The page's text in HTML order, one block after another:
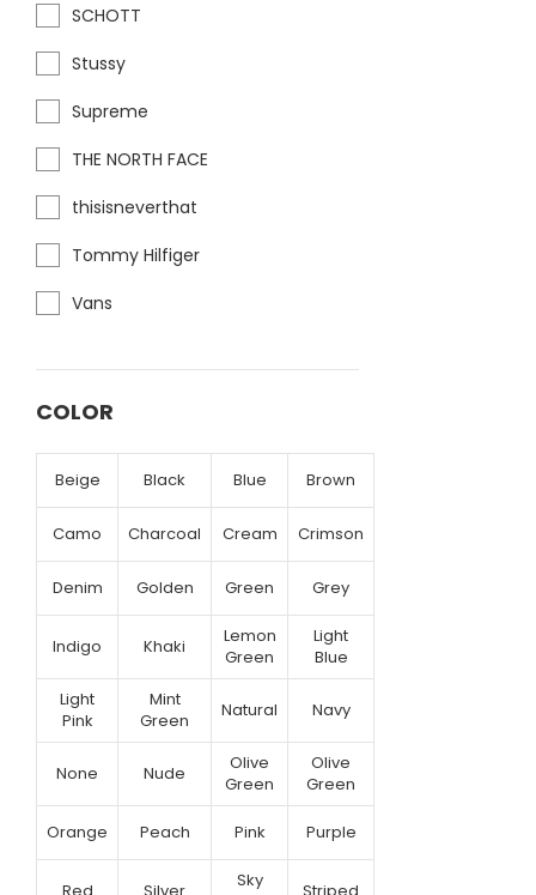
SCHOTT
Stussy
Supreme
THE NORTH FACE
thisisneverthat
Tommy Hilfiger
Vans
COLOR
Beige Black Blue Brown
Camo Charcoal Cream Crimson
Denim Golden Green Grey
Indigo Khaki
Lemon
Green
Light
Blue
Light
Pink
Mint
Green
Natural Navy
None Nude
Olive
Green
Olive
Green
Orange Peach Pink Purple
Sky